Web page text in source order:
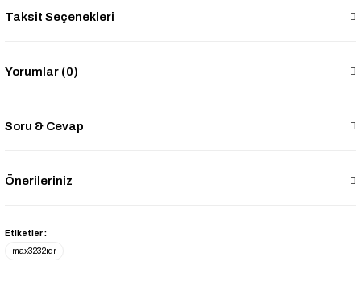
Taksit Seçenekleri
Yorumlar (0)
Soru & Cevap
Önerileriniz
Etiketler :
max3232ıdr